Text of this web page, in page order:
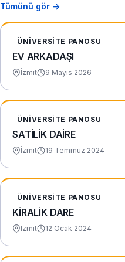
Tümünü gör →
ÜNIVERSITE PANOSU
EV ARKADAŞI
İzmit 9 Mayıs 2026
ÜNIVERSITE PANOSU
SATİLİK DAİRE
İzmit 19 Temmuz 2024
ÜNIVERSITE PANOSU
KİRALİK DARE
İzmit 12 Ocak 2024